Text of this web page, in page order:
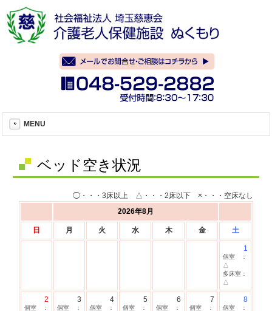
MENU
ベッド空き状況
◯・・・3床以上 △・・・2床以下 ×・・・空床なし